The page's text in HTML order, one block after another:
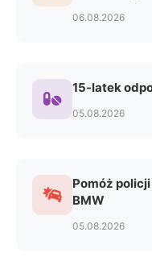
06.08.2026
15-latek
05.08.2026
Pomóż
BMW
05.08.2026